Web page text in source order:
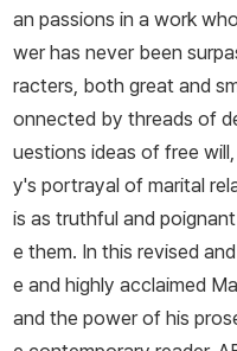
an passions in a work
wer has never been
racters, both great and
onnected by threads of
uestions ideas of free
y's portrayal of marital
is as truthful and
e them. In this revised
e and highly acclaimed
and the power of his